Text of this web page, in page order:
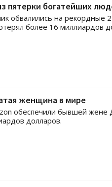
пятерки богатейших
обвалились на рекордные
более 16 миллиардов
женщина в мире
обеспечили бывшей
долларов.